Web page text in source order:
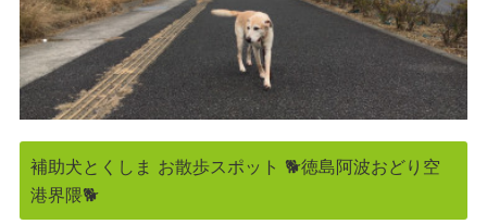
補助犬とくしま お散歩スポット 🐕徳島阿波おどり空
港界隈🐕